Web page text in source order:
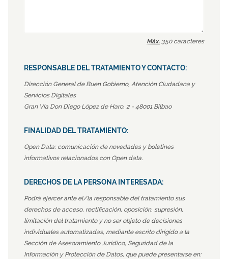
Máx. 350 caracteres
RESPONSABLE DEL TRATAMIENTO Y CONTACTO:
Dirección General de Buen Gobierno, Atención Ciudadana y
Servicios Digitales
Gran Vía Don Diego López de Haro, 2 - 48001 Bilbao
FINALIDAD DEL TRATAMIENTO:
Open Data: comunicación de novedades y boletines
informativos relacionados con Open data.
DERECHOS DE LA PERSONA INTERESADA:
Podrá ejercer ante el/la responsable del tratamiento sus
derechos de acceso, rectificación, oposición, supresión,
limitación del tratamiento y no ser objeto de decisiones
individuales automatizadas, mediante escrito dirigido a la
Sección de Asesoramiento Jurídico, Seguridad de la
Información y Protección de Datos, que puede presentarse en: